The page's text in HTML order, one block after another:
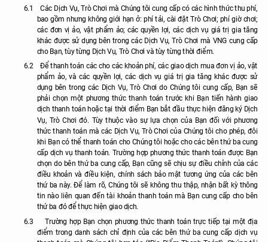
6.1
Các Dịch Vụ, Trò Chơi mà Chúng tôi cung cấp có các hình thức thu phí,
bao gồm nhưng không giới hạn ở: phí tải, cài đặt Trò Chơi; phí giờ chơi;
các đơn vị ảo, vật phẩm ảo; các quyền lợi, các dịch vụ giá trị gia tăng
khác được sử dụng bên trong các Dịch Vụ, Trò Chơi mà VNG cung cấp
cho Bạn, tùy từng Dịch Vụ, Trò Chơi và tùy từng thời điểm.
6.2
Để thanh toán các cho các khoản phí, các giao dịch mua đơn vị ảo, vật
phẩm ảo, và các quyền lợi, các dịch vụ giá trị gia tăng khác được sử
dụng bên trong các Dịch Vụ, Trò Chơi do Chúng tôi cung cấp, Bạn sẽ
phải chọn một phương thức thanh toán trước khi Bạn tiến hành giao
dịch thanh toán hoặc tại thời điểm Bạn bắt đầu thực hiện đăng ký Dịch
Vụ, Trò Chơi đó. Tùy thuộc vào sự lựa chọn của Bạn đối với phương
thức thanh toán mà các Dịch Vụ, Trò Chơi của Chúng tôi cho phép, đôi
khi Bạn có thể thanh toán cho Chúng tôi hoặc cho các bên thứ ba cung
cấp dịch vụ thanh toán. Trường hợp phương thức thanh toán được Bạn
chọn do bên thứ ba cung cấp, Bạn cũng sẽ chịu sự điều chỉnh của các
điều khoản và điều kiện, chính sách bảo mật tương ứng của các bên
thứ ba này. Để làm rõ, Chúng tôi sẽ không thu thập, nhận bất kỳ thông
tin nào liên quan đến tài khoản thanh toán mà Bạn cung cấp cho bên
thứ ba đó để thực hiện giao dịch.
6.3
Trường hợp Bạn chọn phương thức thanh toán trực tiếp tại một địa
điểm trong danh sách chỉ định của các bên thứ ba cung cấp dịch vụ